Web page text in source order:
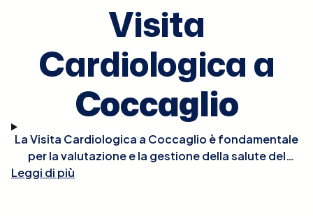
Visita
Cardiologica a
Coccaglio
La Visita Cardiologica a Coccaglio è fondamentale
per la valutazione e la gestione della salute del
cuore. Durante la visita, il cardiologo effettuerà un
Leggi di più